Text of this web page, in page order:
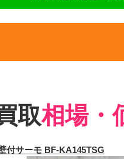
取相場・
付サーモ BF-KA145TSG